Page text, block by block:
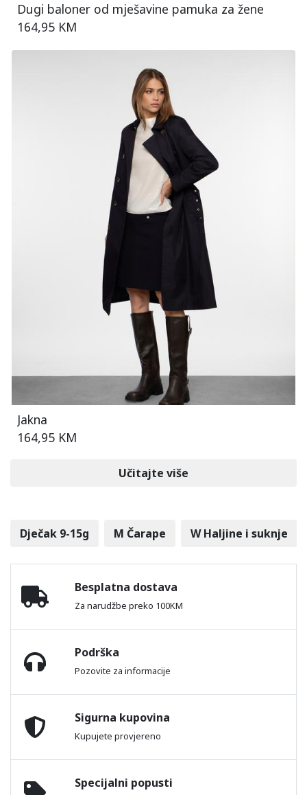
Dugi baloner od mješavine pamuka za žene
164,95 KM
Jakna
164,95 KM
Učitajte više
Dječak 9-15g M Čarape W Haljine i suknje
Besplatna dostava
Za narudžbe preko 100KM
Podrška
Pozovite za informacije
Sigurna kupovina
Kupujete provjereno
Specijalni popusti